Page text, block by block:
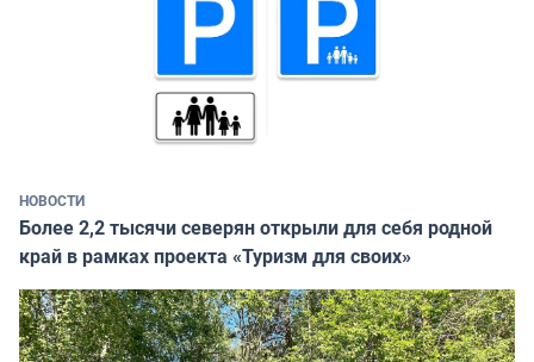
НОВОСТИ
Более 2,2 тысячи северян открыли для себя родной
край в рамках проекта «Туризм для своих»